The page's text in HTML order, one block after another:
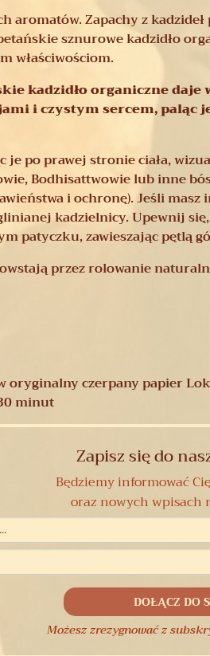
aromatów. Zapachy z
sznurowe kadzidło
właściwościom.
kadzidło organiczne daje
i czystym sercem, paląc
je po prawej stronie ciała,
Bodhisattwowie lub inne
i ochronę). Jeśli
kadzielnicy. Upewnij
patyczku, zawieszając pętlą
przez rolowanie
oryginalny czerpany papier
minut
Zapisz się do
Będziemy informować
oraz nowych wpisach
Możesz zrezygnować z